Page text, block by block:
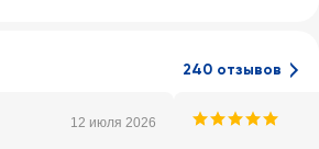
240 отзывов
12 июля 2026